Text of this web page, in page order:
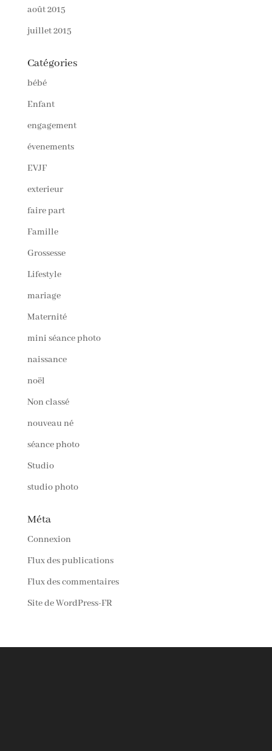
août 2015
juillet 2015
Catégories
bébé
Enfant
engagement
évenements
EVJF
exterieur
faire part
Famille
Grossesse
Lifestyle
mariage
Maternité
mini séance photo
naissance
noël
Non classé
nouveau né
séance photo
Studio
studio photo
Méta
Connexion
Flux des publications
Flux des commentaires
Site de WordPress-FR